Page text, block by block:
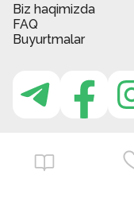
Biz haqimizda
FAQ
Buyurtmalar
MBG do'kon ilovasi